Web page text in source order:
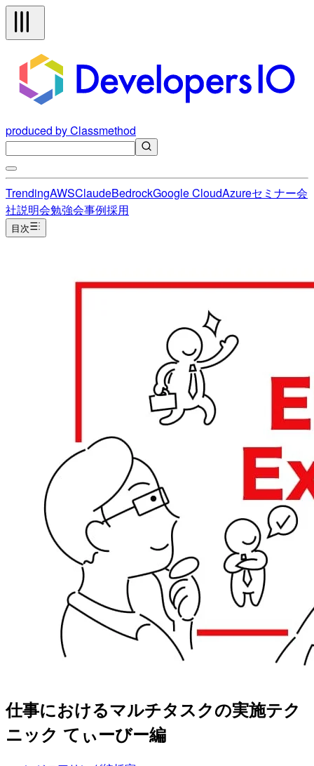
produced by Classmethod
TrendingAWSClaudeBedrockGoogle CloudAzureセミナー会
社説明会勉強会事例採用
目次
仕事におけるマルチタスクの実施テク
ニック てぃーびー編